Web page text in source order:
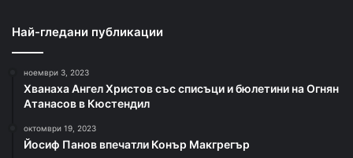
Най-гледани публикации
ноември 3, 2023
Хванаха Ангел Христов със списъци и бюлетини на Огнян
Атанасов в Кюстендил
октомври 19, 2023
Йосиф Панов впечатли Конър Макгрегър